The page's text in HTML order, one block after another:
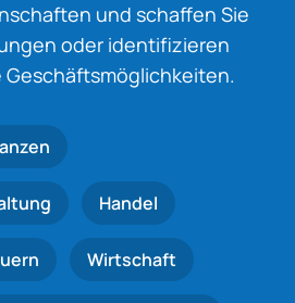
und schaffen Sie
oder identifizieren
Handel
Wirtschaft